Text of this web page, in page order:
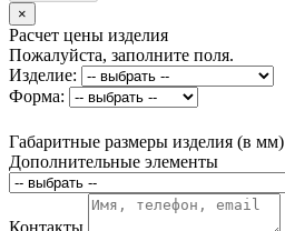
×
Расчет цены изделия
Пожалуйста, заполните поля.
Изделие:
Форма:
Габаритные размеры изделия (в мм)
Дополнительные элементы
Контакты